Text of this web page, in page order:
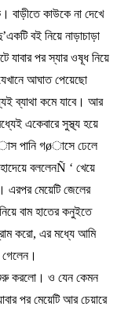
বাড়ীতে কাউকে না দেখে
’একটি বই নিয়ে নাড়াচাড়া
যাবার পর স্যার ওষূধ নিয়ে
আঘাত পেয়েছো
ব্যাথা কমে যাবে। আর
একেবারে সুস্থ্য হয়ে
পানি গøাসে ঢেলে
হাদেয়ে বললেনÑ ‘ খেয়ে
এরপর মেয়েটি জেলের
নিয়ে বাম হাতের কনুইতে
করো, এর মধ্যে আমি
গেলেন।
করলো। ও যেন কেমন
পর মেয়েটি আর চেয়ারে